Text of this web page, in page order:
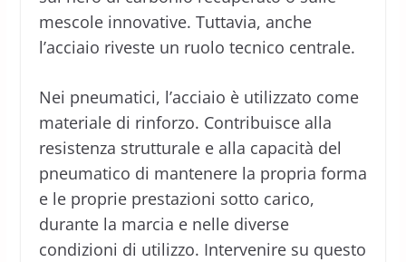
mescole innovative. Tuttavia, anche
l’acciaio riveste un ruolo tecnico centrale.
Nei pneumatici, l’acciaio è utilizzato come
materiale di rinforzo. Contribuisce alla
resistenza strutturale e alla capacità del
pneumatico di mantenere la propria forma
e le proprie prestazioni sotto carico,
durante la marcia e nelle diverse
condizioni di utilizzo. Intervenire su questo